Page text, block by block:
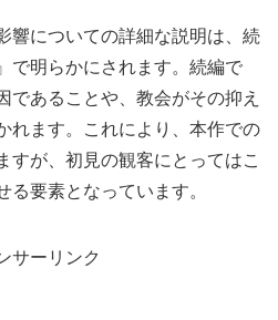
響についての詳細な説明は、続
で明らかにされます。続編で
であることや、教会がその抑え
れます。これにより、本作での
すが、初見の観客にとってはこ
要素となっています。
サーリンク